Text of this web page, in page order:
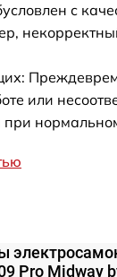
с
или
при
Pro Midway